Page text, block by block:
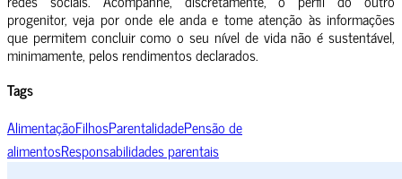
progenitor, veja por onde ele anda e tome atenção às informações
que permitem concluir como o seu nível de vida não é sustentável,
minimamente, pelos rendimentos declarados.
Tags
AlimentaçãoFilhosParentalidadePensão de
alimentosResponsabilidades parentais